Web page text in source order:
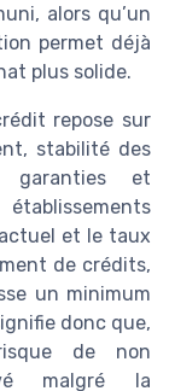
alors qu’un
permet déjà
plus solide.
repose sur
stabilité des
garanties et
et le taux
de crédits,
un minimum
donc que,
de non
malgré la